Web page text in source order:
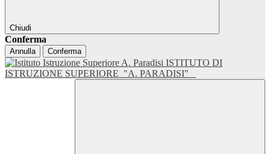
Chiudi
Conferma
Annulla Conferma
ISTITUTO DI
ISTRUZIONE SUPERIORE "A. PARADISI"